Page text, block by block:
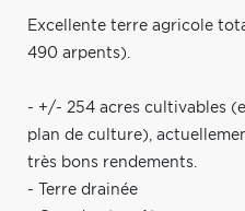
Excellente terre agricole
490 arpents).
- +/- 254 acres cultivables
plan de culture),
très bons rendements.
- Terre drainée